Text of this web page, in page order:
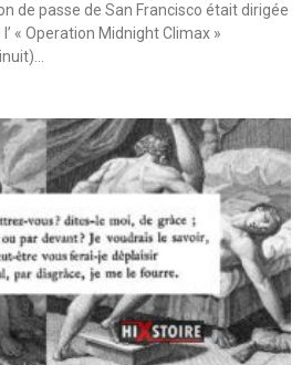
de passe de San Francisco était dirigée
« Operation Midnight Climax »